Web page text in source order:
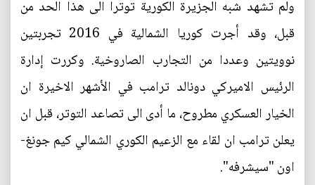
ولم تشهد شبه الجزيرة الكورية توترا الى هذا الحد من
قبل، وقد أجرت كوريا الشمالية في 2016 تجربتين
نوويتين وعددا من التجارب الصاروخية. وكررت إدارة
الرئيس الاميركي دونالد ترامب في الأشهر الاخيرة ان
الخيار العسكري مطروح، ما أدى الى تصاعد التوتر، قبل ان
يعلن ترامب ان لقاء مع الزعيم الكوري الشمالي كيم جونغ-
اون "سيشرفه".